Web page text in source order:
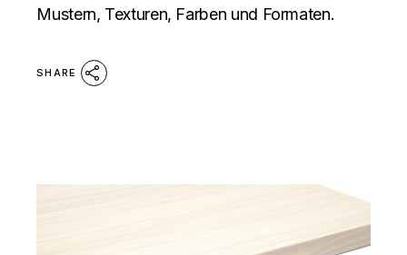
Mustern, Texturen, Farben und Formaten.
SHARE